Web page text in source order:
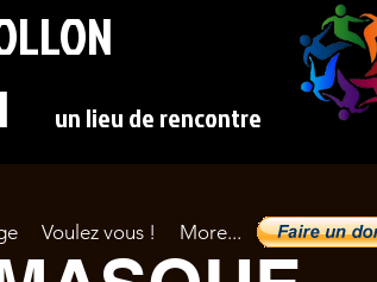
un lieu de rencontre
Voulez vous ! More...